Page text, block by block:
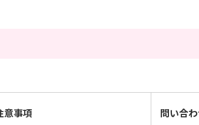
意事項 問い合